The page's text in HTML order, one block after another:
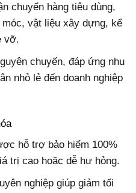
chuyển hàng tiêu dùng,
vật liệu xây dựng, kể
vỡ.
chuyến, đáp ứng nhu
nhỏ lẻ đến doanh nghiệp
hỗ trợ bảo hiểm 100%
trị cao hoặc dễ hư hỏng.
nghiệp giúp giảm tối